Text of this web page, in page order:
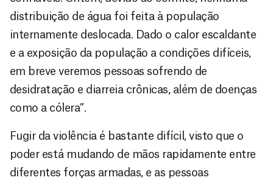
distribuição de água foi feita à população
internamente deslocada. Dado o calor escaldante
e a exposição da população a condições difíceis,
em breve veremos pessoas sofrendo de
desidratação e diarreia crônicas, além de doenças
como a cólera”.
Fugir da violência é bastante difícil, visto que o
poder está mudando de mãos rapidamente entre
diferentes forças armadas, e as pessoas